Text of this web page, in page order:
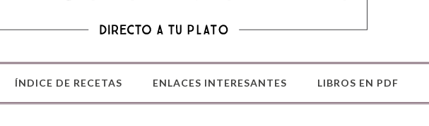
ÍNDICE DE RECETAS ENLACES INTERESANTES LIBROS EN PDF